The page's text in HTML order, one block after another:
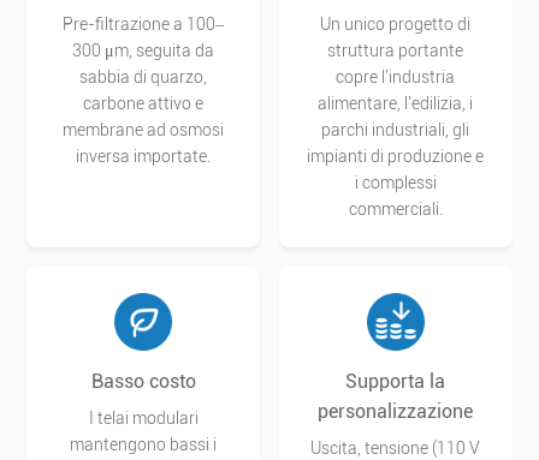
Pre-filtrazione a 100–
300 μm, seguita da
sabbia di quarzo,
carbone attivo e
membrane ad osmosi
inversa importate.
Un unico progetto di
struttura portante
copre l'industria
alimentare, l'edilizia, i
parchi industriali, gli
impianti di produzione e
i complessi
commerciali.
Basso costo
I telai modulari
mantengono bassi i
Supporta la
personalizzazione
Uscita, tensione (110 V